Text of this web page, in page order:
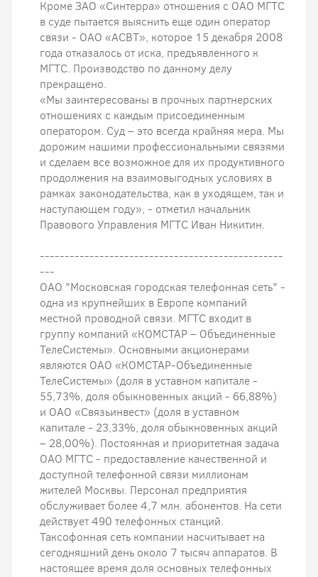
Кроме ЗАО «Синтерра» отношения с ОАО МГТС
в суде пытается выяснить еще один оператор
связи - ОАО «АСВТ», которое 15 декабря 2008
года отказалось от иска, предъявленного к
МГТС. Производство по данному делу
прекращено.
«Мы заинтересованы в прочных партнерских
отношениях с каждым присоединенным
оператором. Суд – это всегда крайняя мера. Мы
дорожим нашими профессиональными связями
и сделаем все возможное для их продуктивного
продолжения на взаимовыгодных условиях в
рамках законодательства, как в уходящем, так и
наступающем году», - отметил начальник
Правового Управления МГТС Иван Никитин.
-------------------------------------------------
---
ОАО "Московская городская телефонная сеть" -
одна из крупнейших в Европе компаний
местной проводной связи. МГТС входит в
группу компаний «КОМСТАР – Объединенные
ТелеСистемы». Основными акционерами
являются ОАО «КОМСТАР-Объединенные
ТелеСистемы» (доля в уставном капитале -
55,73%, доля обыкновенных акций - 66,88%)
и ОАО «Связьинвест» (доля в уставном
капитале - 23,33%, доля обыкновенных акций
– 28,00%). Постоянная и приоритетная задача
ОАО МГТС - предоставление качественной и
доступной телефонной связи миллионам
жителей Москвы. Персонал предприятия
обслуживает более 4,7 млн. абонентов. На сети
действует 490 телефонных станций.
Таксофонная сеть компании насчитывает на
сегодняшний день около 7 тысяч аппаратов. В
настоящее время доля основных телефонных